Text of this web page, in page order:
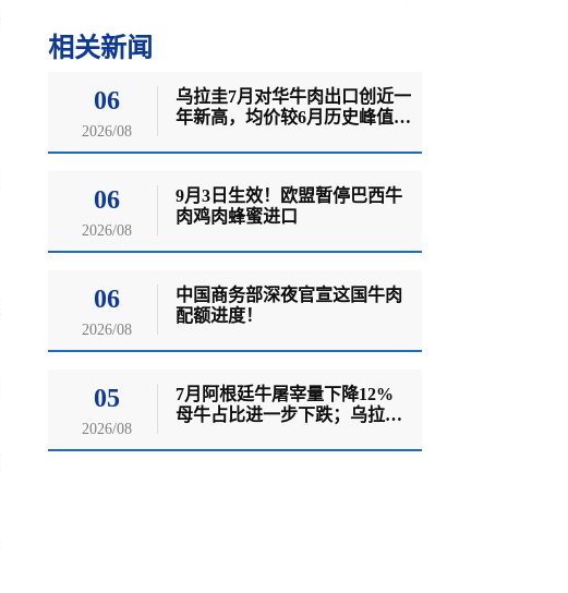
相关新闻
06
2026/08
乌拉圭7月对华牛肉出口创近一
年新高，均价较6月历史峰值明
06
2026/08
9月3日生效！欧盟暂停巴西牛
肉鸡肉蜂蜜进口
06
2026/08
中国商务部深夜官宣这国牛肉
配额进度！
05
2026/08
7月阿根廷牛屠宰量下降12%
母牛占比进一步下跌；乌拉圭